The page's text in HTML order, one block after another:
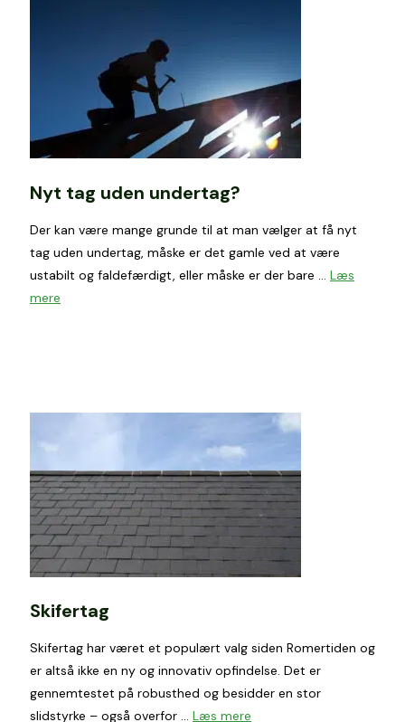
Nyt tag uden undertag?
Der kan være mange grunde til at man vælger at få nyt
tag uden undertag, måske er det gamle ved at være
ustabilt og faldefærdigt, eller måske er der bare … Læs
mere
Skifertag
Skifertag har været et populært valg siden Romertiden og
er altså ikke en ny og innovativ opfindelse. Det er
gennemtestet på robusthed og besidder en stor
slidstyrke – også overfor … Læs mere